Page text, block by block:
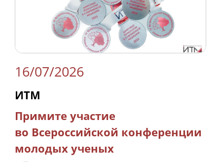
16/07/2026
ИТМ
Примите участие
во Всероссийской конференции
молодых ученых